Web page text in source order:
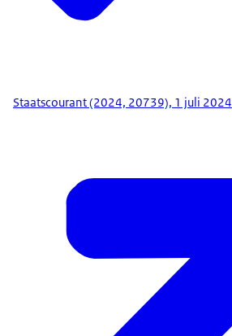
Staatscourant (2024, 20739), 1 juli 2024